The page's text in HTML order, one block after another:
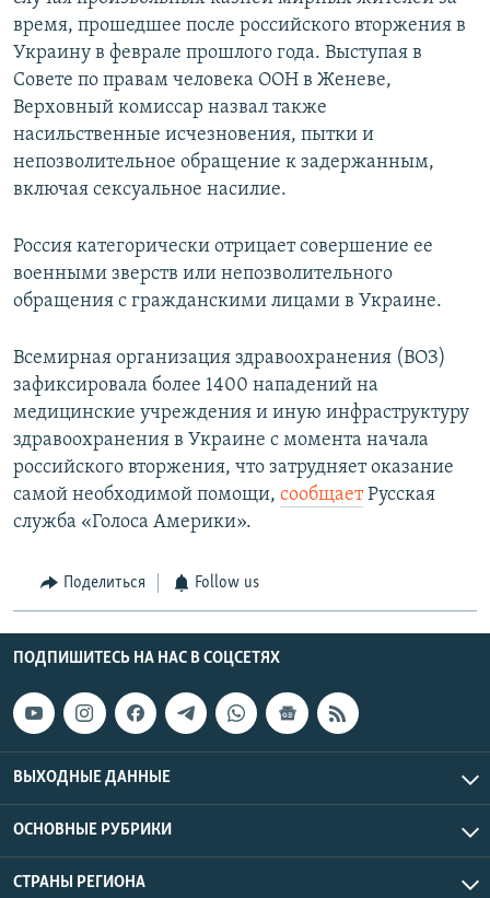
время, прошедшее после российского вторжения в
Украину в феврале прошлого года. Выступая в
Совете по правам человека ООН в Женеве,
Верховный комиссар назвал также
насильственные исчезновения, пытки и
непозволительное обращение к задержанным,
включая сексуальное насилие.
Россия категорически отрицает совершение ее
военными зверств или непозволительного
обращения с гражданскими лицами в Украине.
Всемирная организация здравоохранения (ВОЗ)
зафиксировала более 1400 нападений на
медицинские учреждения и иную инфраструктуру
здравоохранения в Украине с момента начала
российского вторжения, что затрудняет оказание
самой необходимой помощи, сообщаетРусская
служба «Голоса Америки».
Поделиться Follow us
ПОДПИШИТЕСЬ НА НАС В СОЦСЕТЯХ
ВЫХОДНЫЕ ДАННЫЕ
ОСНОВНЫЕ РУБРИКИ
СТРАНЫ РЕГИОНА